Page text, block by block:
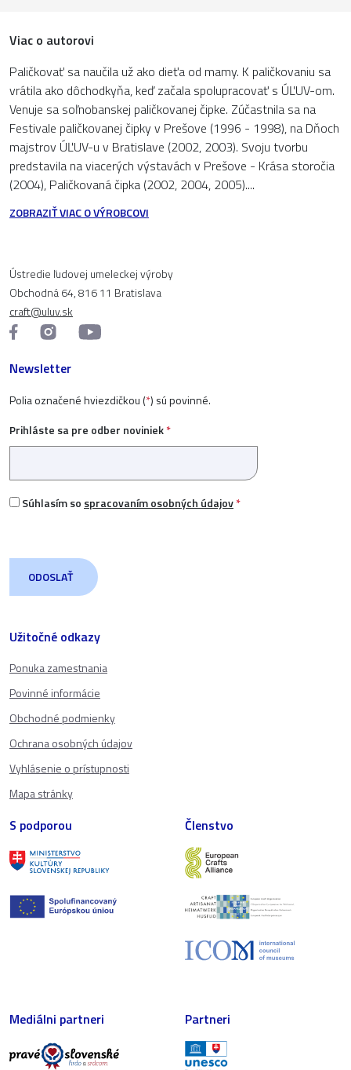
Viac o autorovi
Paličkovať sa naučila už ako dieťa od mamy. K paličkovaniu sa
vrátila ako dôchodkyňa, keď začala spolupracovať s ÚĽUV-om.
Venuje sa soľnobanskej paličkovanej čipke. Zúčastnila sa na
Festivale paličkovanej čipky v Prešove (1996 - 1998), na Dňoch
majstrov ÚĽUV-u v Bratislave (2002, 2003). Svoju tvorbu
predstavila na viacerých výstavách v Prešove - Krása storočia
(2004), Paličkovaná čipka (2002, 2004, 2005)....
ZOBRAZIŤ VIAC O VÝROBCOVI
Užitočné odkazy
Ponuka zamestnania
Povinné informácie
Obchodné podmienky
Ochrana osobných údajov
Vyhlásenie o prístupnosti
Mapa stránky
Ústredie ľudovej umeleckej výroby
Obchodná 64, 816 11 Bratislava
craft@uluv.sk
Newsletter
Polia označené hviezdičkou (*) sú povinné.
Prihláste sa pre odber noviniek*
Súhlasím so spracovaním osobných údajov*
S podporou Členstvo
Mediálni partneri Partneri